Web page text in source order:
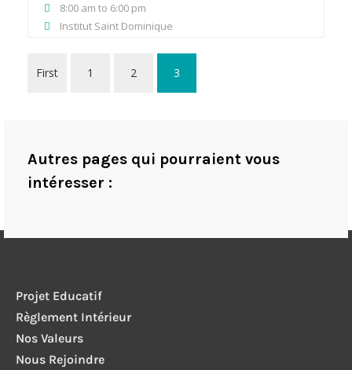
8:00 am to 6:00 pm
Institut Saint Dominique
First 1 2 3
Autres pages qui pourraient vous
intéresser :
Projet Educatif
Règlement Intérieur
Nos Valeurs
Nous Rejoindre